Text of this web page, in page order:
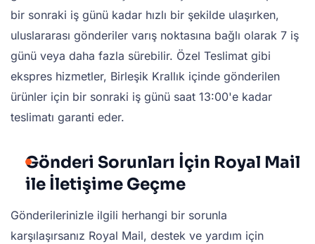
bir sonraki iş günü kadar hızlı bir şekilde ulaşırken,
uluslararası gönderiler varış noktasına bağlı olarak 7 iş
günü veya daha fazla sürebilir. Özel Teslimat gibi
ekspres hizmetler, Birleşik Krallık içinde gönderilen
ürünler için bir sonraki iş günü saat 13:00'e kadar
teslimatı garanti eder.
Gönderi Sorunları İçin Royal Mail
ile İletişime Geçme
Gönderilerinizle ilgili herhangi bir sorunla
karşılaşırsanız Royal Mail, destek ve yardım için